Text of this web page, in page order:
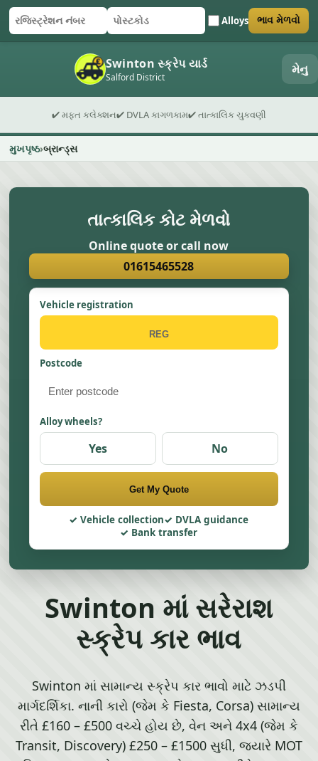
રજિસ્ટ્રેશન નંબર
પોસ્ટકોડ Alloys
ફોર્મ સબમિટ કરો ભાવ મેળવો
Swinton સ્ક્રેપ યાર્ડ
Salford District મેનુ
✔ મફત કલેક્શન✔ DVLA કાગળકામ✔ તાત્કાલિક ચુકવણી
મુખપૃષ્ઠ બ્રાન્ડ્સ
તાત્કાલિક કોટ મેળવો
Online quote or call now
01615465528
Vehicle registration
Postcode
Alloy wheels?
Yes No
Get My Quote
Vehicle collection
DVLA guidance
Bank transfer
Swinton માં સરેરાશ
સ્ક્રેપ કાર ભાવ
Swinton માં સામાન્ય સ્ક્રેપ કાર ભાવો માટે ઝડપી
માર્ગદર્શિકા. નાની કારો (જેમ કે Fiesta, Corsa) સામાન્ય
રીતે £160 – £500 વચ્ચે હોય છે, વેન અને 4x4 (જેમ કે
Transit, Discovery) £250 – £1500 સુધી, જ્યારે MOT